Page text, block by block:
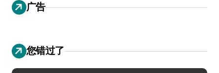
广告
您错过了